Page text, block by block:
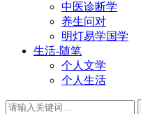
中医诊断学
养生问对
明灯易学国学
生活-随笔
个人文学
个人生活